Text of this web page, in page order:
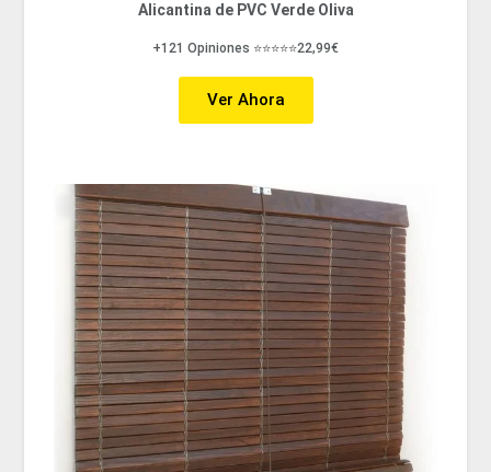
Alicantina de PVC Verde Oliva
+121 Opiniones ⭐⭐⭐⭐⭐22,99€
Ver Ahora